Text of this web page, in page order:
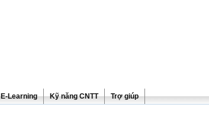
E-Learning Kỹ năng CNTT Trợ giúp